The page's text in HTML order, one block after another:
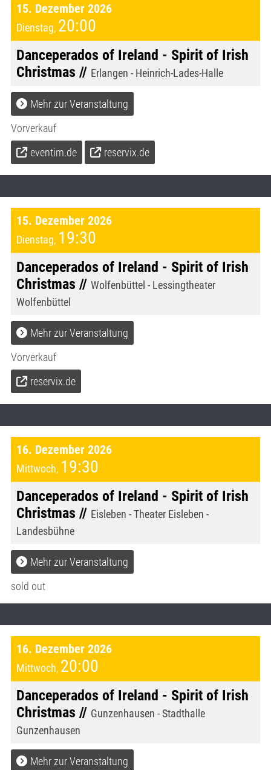
15. Dezember 2026
Dienstag, 20:00
Danceperados of Ireland - Spirit of Irish
Christmas // Erlangen - Heinrich-Lades-Halle
Mehr zur Veranstaltung
Vorverkauf
eventim.de
reservix.de
15. Dezember 2026
Dienstag, 19:30
Danceperados of Ireland - Spirit of Irish
Christmas // Wolfenbüttel - Lessingtheater
Wolfenbüttel
Mehr zur Veranstaltung
Vorverkauf
reservix.de
16. Dezember 2026
Mittwoch, 19:30
Danceperados of Ireland - Spirit of Irish
Christmas // Eisleben - Theater Eisleben -
Landesbühne
Mehr zur Veranstaltung
sold out
16. Dezember 2026
Mittwoch, 20:00
Danceperados of Ireland - Spirit of Irish
Christmas // Gunzenhausen - Stadthalle
Gunzenhausen
Mehr zur Veranstaltung